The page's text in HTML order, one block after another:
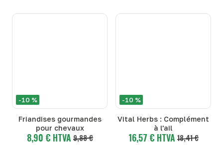
-10 %
Friandises gourmandes
pour chevaux
8,90 € HTVA 9,88 €
-10 %
Vital Herbs : Complément
à l'ail
16,57 € HTVA 18,41 €